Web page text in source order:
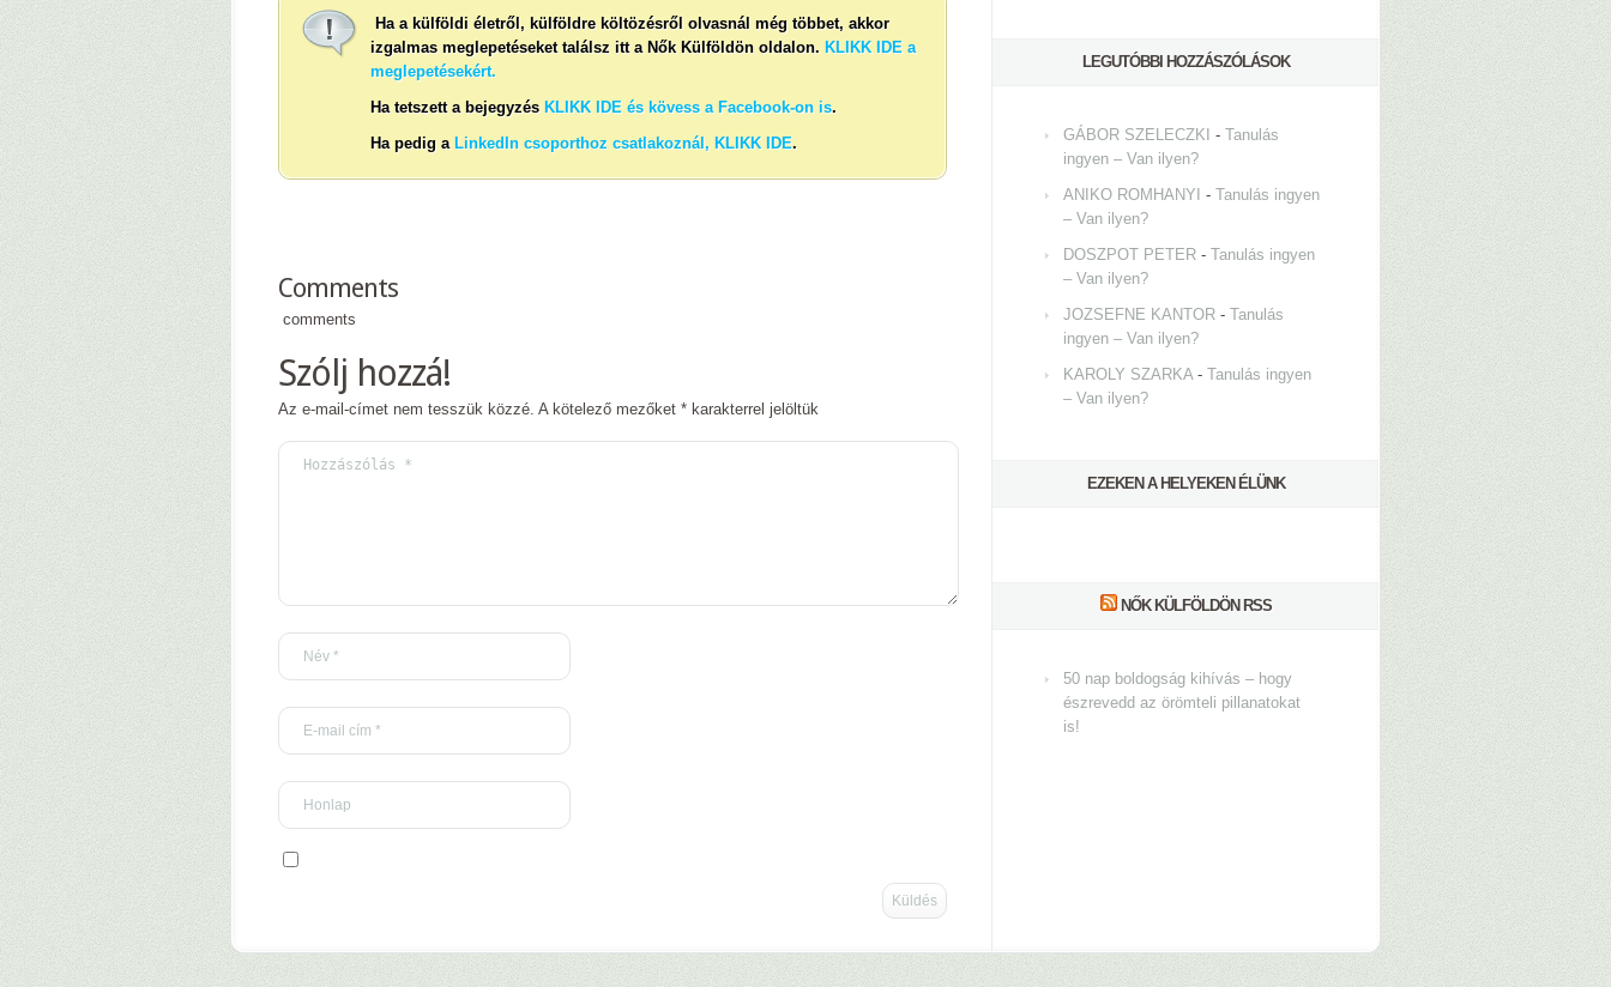
Ha a külföldi életről, külföldre költözésről olvasnál még többet, akkor
izgalmas meglepetéseket találsz itt a Nők Külföldön oldalon. KLIKK IDE a
meglepetésekért.
Ha tetszett a bejegyzés KLIKK IDE és kövess a Facebook-on is.
Ha pedig a LinkedIn csoporthoz csatlakoznál, KLIKK IDE.
Comments
comments
Szólj hozzá!
Az e-mail-címet nem tesszük közzé. A kötelező mezőket * karakterrel jelöltük
LEGUTÓBBI HOZZÁSZÓLÁSOK
GÁBOR SZELECZKI - Tanulás
ingyen – Van ilyen?
ANIKO ROMHANYI - Tanulás ingyen
– Van ilyen?
DOSZPOT PETER - Tanulás ingyen
– Van ilyen?
JOZSEFNE KANTOR - Tanulás
ingyen – Van ilyen?
KAROLY SZARKA- Tanulás ingyen
– Van ilyen?
EZEKEN A HELYEKEN ÉLÜNK
NŐK KÜLFÖLDÖN RSS
50 nap boldogság kihívás – hogy
észrevedd az örömteli pillanatokat
is!